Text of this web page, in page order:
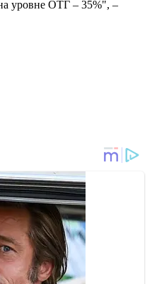
уровне ОТГ – 35%", –